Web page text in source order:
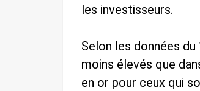
les investisseurs.
Selon les données
moins élevés que
en or pour ceux qui